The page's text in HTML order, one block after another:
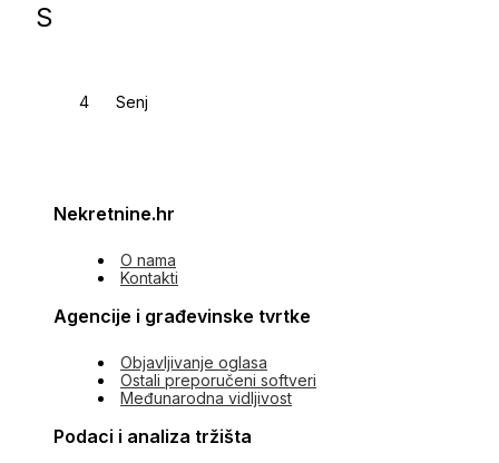
S
Senj
Nekretnine.hr
O nama
Kontakti
Agencije i građevinske tvrtke
Objavljivanje oglasa
Ostali preporučeni softveri
Međunarodna vidljivost
Podaci i analiza tržišta